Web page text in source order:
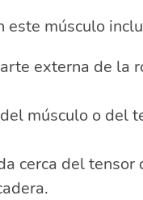
este músculo
externa de la
músculo o del
cerca del tensor